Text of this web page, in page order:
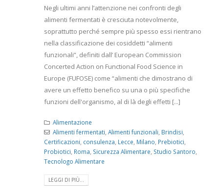
Negli ultimi anni l’attenzione nei confronti degli
alimenti fermentati è cresciuta notevolmente,
soprattutto perché sempre più spesso essi rientrano
nella classificazione dei cosiddetti “alimenti
funzionali”, definiti dall’ European Commission
Concerted Action on Functional Food Science in
Europe (FUFOSE) come “alimenti che dimostrano di
avere un effetto benefico su una o più specifiche
funzioni dell'organismo, al di là degli effetti [...]
Alimentazione
Alimenti fermentati, Alimenti funzionali, Brindisi,
Certificazioni, consulenza, Lecce, Milano, Prebiotici,
Probiotici, Roma, Sicurezza Alimentare, Studio Santoro,
Tecnologo Alimentare
LEGGI DI PIÙ...